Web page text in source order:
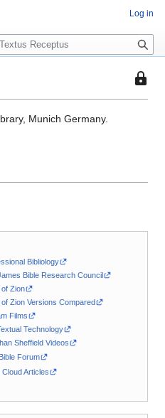
This
Munich Germany.
Bibliology
Bible Research Council
Zion
of Zion Versions Compared
Films
Technology
Sheffield Videos
Forum
Cloud Articles
Log in